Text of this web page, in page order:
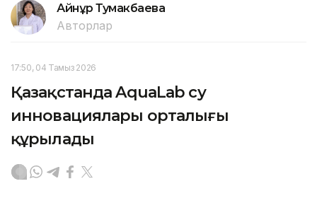
Айнұр Тумакбаева
Авторлар
17:50, 04 Тамыз 2026
Қазақстанда AquaLab су
инновациялары орталығы
құрылады